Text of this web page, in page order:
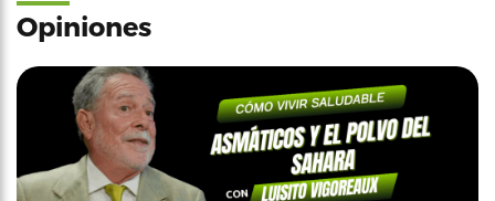
Opiniones